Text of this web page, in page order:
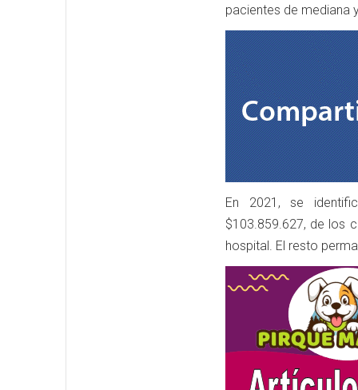
pacientes de mediana
En 2021, se
$103.859.627, de los
hospital. El resto